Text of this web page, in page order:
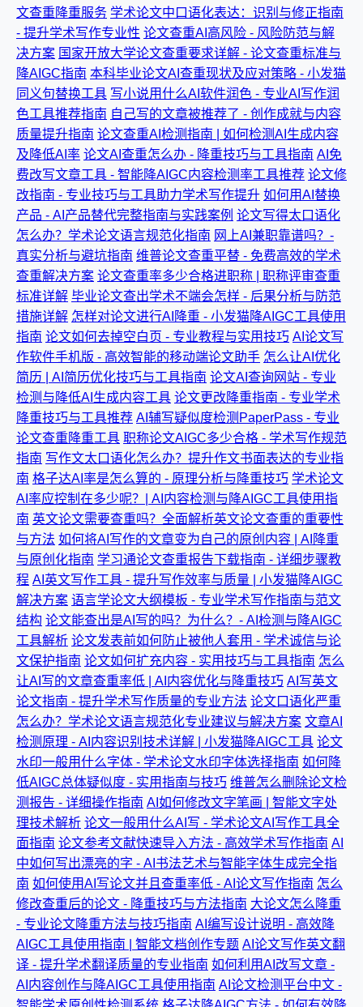
文查重降重服务 学术论文中口语化表达：识别与修正指南
- 提升学术写作专业性 论文查重AI高风险 - 风险防范与解
决方案 国家开放大学论文查重要求详解 - 论文查重标准与
降AIGC指南 本科毕业论文AI查重现状及应对策略 - 小发猫
同义句替换工具 写小说用什么AI软件润色 - 专业AI写作润
色工具推荐指南 自己写的文章被推荐了 - 创作成就与内容
质量提升指南 论文查重AI检测指南 | 如何检测AI生成内容
及降低AI率 论文AI查重怎么办 - 降重技巧与工具指南 AI免
费改写文章工具 - 智能降AIGC内容检测率工具推荐 论文修
改指南 - 专业技巧与工具助力学术写作提升 如何用AI替换
产品 - AI产品替代完整指南与实践案例 论文写得太口语化
怎么办？学术论文语言规范化指南 网上AI兼职靠谱吗？-
真实分析与避坑指南 维普论文查重平替 - 免费高效的学术
查重解决方案 论文查重率多少合格进职称 | 职称评审查重
标准详解 毕业论文查出学术不端会怎样 - 后果分析与防范
措施详解 怎样对论文进行AI降重 - 小发猫降AIGC工具使用
指南 论文如何去掉空白页 - 专业教程与实用技巧 AI论文写
作软件手机版 - 高效智能的移动端论文助手 怎么让AI优化
简历 | AI简历优化技巧与工具指南 论文AI查询网站 - 专业
检测与降低AI生成内容工具 论文更改降重指南 - 专业学术
降重技巧与工具推荐 AI辅写疑似度检测PaperPass - 专业
论文查重降重工具 职称论文AIGC多少合格 - 学术写作规范
指南 写作文太口语化怎么办？提升作文书面表达的专业指
南 格子达AI率是怎么算的 - 原理分析与降重技巧 学术论文
AI率应控制在多少呢？| AI内容检测与降AIGC工具使用指
南 英文论文需要查重吗？全面解析英文论文查重的重要性
与方法 如何将AI写作的文章变为自己的原创内容 | AI降重
与原创化指南 学习通论文查重报告下载指南 - 详细步骤教
程 AI英文写作工具 - 提升写作效率与质量 | 小发猫降AIGC
解决方案 语言学论文大纲模板 - 专业学术写作指南与范文
结构 论文能查出是AI写的吗？为什么？- AI检测与降AIGC
工具解析 论文发表前如何防止被他人套用 - 学术诚信与论
文保护指南 论文如何扩充内容 - 实用技巧与工具指南 怎么
让AI写的文章查重率低 | AI内容优化与降重技巧 AI写英文
论文指南 - 提升学术写作质量的专业方法 论文口语化严重
怎么办？学术论文语言规范化专业建议与解决方案 文章AI
检测原理 - AI内容识别技术详解 | 小发猫降AIGC工具 论文
水印一般用什么字体 - 学术论文水印字体选择指南 如何降
低AIGC总体疑似度 - 实用指南与技巧 维普怎么删除论文检
测报告 - 详细操作指南 AI如何修改文字笔画 | 智能文字处
理技术解析 论文一般用什么AI写 - 学术论文AI写作工具全
面指南 论文参考文献快速导入方法 - 高效学术写作指南 AI
中如何写出漂亮的字 - AI书法艺术与智能字体生成完全指
南 如何使用AI写论文并且查重率低 - AI论文写作指南 怎么
修改查重后的论文 - 降重技巧与方法指南 大论文怎么降重
- 专业论文降重方法与技巧指南 AI编写设计说明 - 高效降
AIGC工具使用指南 | 智能文档创作专题 AI论文写作英文翻
译 - 提升学术翻译质量的专业指南 如何利用AI改写文章 -
AI内容创作与降AIGC工具使用指南 AI论文检测平台中文 -